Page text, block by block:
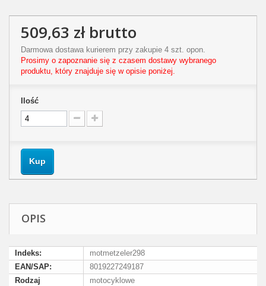
509,63 złbrutto
Darmowa dostawa kurierem przy zakupie 4 szt. opon.
Prosimy o zapoznanie się z czasem dostawy wybranego
produktu, który znajduje się w opisie poniżej.
Ilość
Kup
OPIS
Indeks:
motmetzeler298
EAN/SAP:
8019227249187
Rodzaj
motocyklowe